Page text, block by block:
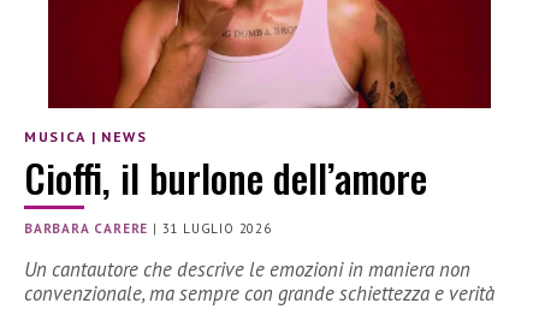
MUSICA | NEWS
Cioffi, il burlone dell’amore
BARBARA CARERE | 31 LUGLIO 2026
Un cantautore che descrive le emozioni in maniera non
convenzionale, ma sempre con grande schiettezza e verità